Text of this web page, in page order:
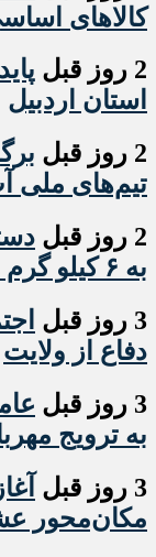
کالاهای
2 روز قبل
استان اردبیل
2 روز قبل
تیم‌های ملی
2 روز قبل
به ۶ کیلو گرم هروئین در مشگین شهر
3 روز قبل
دفاع از ولایت
3 روز قبل
به ترویج
3 روز قبل
مکان‌محور